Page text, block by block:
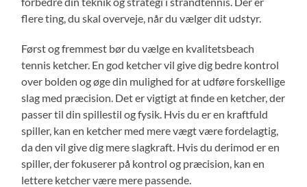
flere ting, du skal overveje, når du vælger dit udstyr.
Først og fremmest bør du vælge en kvalitetsbeach
tennis ketcher. En god ketcher vil give dig bedre kontrol
over bolden og øge din mulighed for at udføre forskellige
slag med præcision. Det er vigtigt at finde en ketcher, der
passer til din spillestil og fysik. Hvis du er en kraftfuld
spiller, kan en ketcher med mere vægt være fordelagtig,
da den vil give dig mere slagkraft. Hvis du derimod er en
spiller, der fokuserer på kontrol og præcision, kan en
lettere ketcher være mere passende.